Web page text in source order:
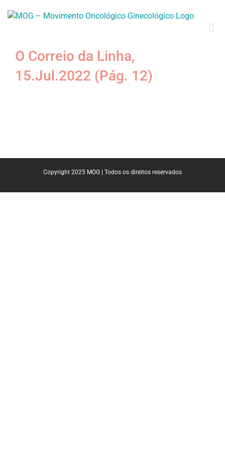
O Correio da Linha,
15.Jul.2022 (Pág. 12)
Copyright 2025 MOG | Todos os direitos reservados